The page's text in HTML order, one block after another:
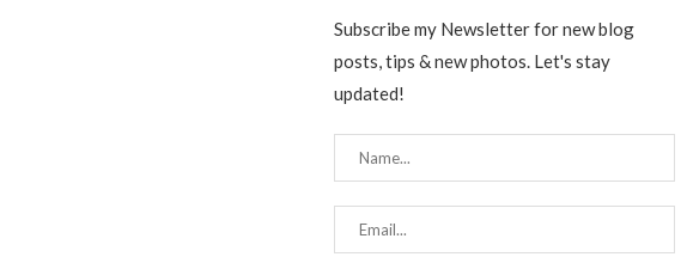
Subscribe my Newsletter for new blog
posts, tips & new photos. Let's stay
updated!